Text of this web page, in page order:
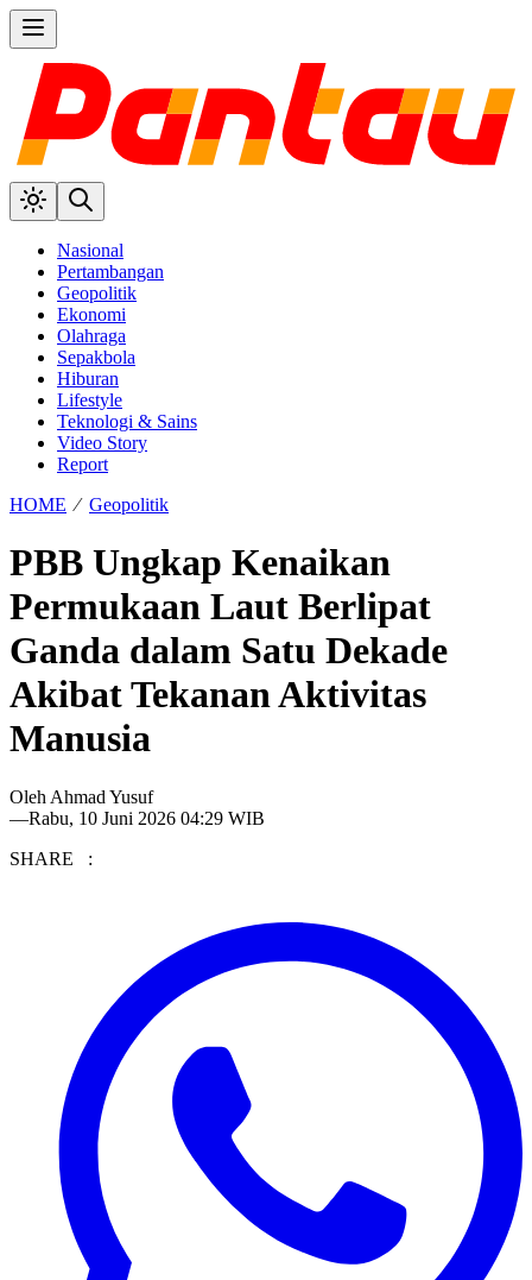
Nasional
Pertambangan
Geopolitik
Ekonomi
Olahraga
Sepakbola
Hiburan
Lifestyle
Teknologi & Sains
Video Story
Report
HOME ⁄ Geopolitik
PBB Ungkap Kenaikan
Permukaan Laut Berlipat
Ganda dalam Satu Dekade
Akibat Tekanan Aktivitas
Manusia
Oleh Ahmad Yusuf
—Rabu, 10 Juni 2026 04:29 WIB
SHARE :